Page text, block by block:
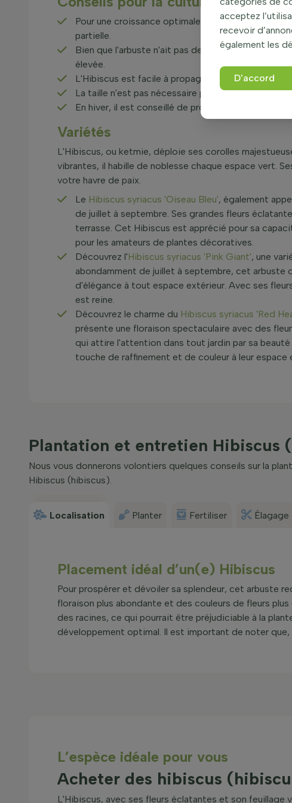
Pour une croissance optimale, assurez-vous de
partielle.
Bien que l'arbuste n'ait pas des besoins élevés
élevée.
L'Hibiscus est facile à propager par bouturage
La taille n'est pas nécessaire pour la santé de la
En hiver, il est conseillé de protéger la base de la
Variétés
L'Hibiscus, ou ketmie, déploie ses corolles
vibrantes, il habille de noblesse chaque espace vert.
votre havre de paix.
Le Hibiscus syriacus 'Oiseau Bleu', également
de juillet à septembre. Ses grandes fleurs
terrasse. Cet Hibiscus est apprécié pour sa
pour les amateurs de plantes décoratives.
Découvrez l'Hibiscus syriacus 'Pink Giant', une
abondamment de juillet à septembre, cet
d'élégance à tout espace extérieur. Avec ses
est reine.
Découvrez le charme du Hibiscus syriacus 'Red
présente une floraison spectaculaire avec des
qui attire l'attention dans tout jardin par sa
touche de raffinement et de couleur à leur espace
Plantation et entretien Hibiscus
Nous vous donnerons volontiers quelques conseils sur la
Hibiscus (hibiscus).
Localisation Planter Fertiliser Élagage
Placement idéal d’un(e) Hibiscus
Pour prospérer et dévoiler sa splendeur, cet arbuste
floraison plus abondante et des couleurs de fleurs
des racines, ce qui pourrait être préjudiciable à la
développement optimal. Il est important de noter
L’espèce idéale pour vous
Acheter des hibiscus
L'Hibiscus, avec ses fleurs éclatantes et son feuillage
acceptez
recevoir
également les
D'accord